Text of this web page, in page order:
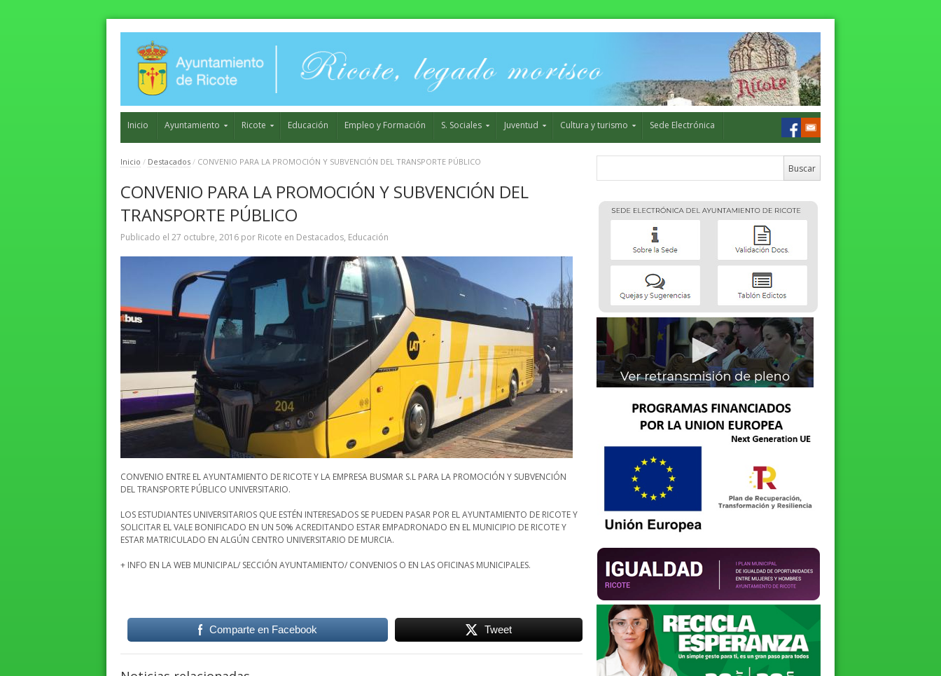
Inicio Ayuntamiento Ricote Educación Empleo y Formación S. Sociales Juventud Cultura y turismo Sede Electrónica
Inicio / Destacados / CONVENIO PARA LA PROMOCIÓN Y SUBVENCIÓN DEL TRANSPORTE PÚBLICO
CONVENIO PARA LA PROMOCIÓN Y SUBVENCIÓN DEL
TRANSPORTE PÚBLICO
Publicado el 27 octubre, 2016 por Ricote en Destacados, Educación
CONVENIO ENTRE EL AYUNTAMIENTO DE RICOTE Y LA EMPRESA BUSMAR S.L PARA LA PROMOCIÓN Y SUBVENCIÓN
DEL TRANSPORTE PÚBLICO UNIVERSITARIO.
LOS ESTUDIANTES UNIVERSITARIOS QUE ESTÉN INTERESADOS SE PUEDEN PASAR POR EL AYUNTAMIENTO DE RICOTE Y
SOLICITAR EL VALE BONIFICADO EN UN 50% ACREDITANDO ESTAR EMPADRONADO EN EL MUNICIPIO DE RICOTE Y
ESTAR MATRICULADO EN ALGÚN CENTRO UNIVERSITARIO DE MURCIA.
+ INFO EN LA WEB MUNICIPAL/ SECCIÓN AYUNTAMIENTO/ CONVENIOS O EN LAS OFICINAS MUNICIPALES.
Comparte en Facebook Tweet